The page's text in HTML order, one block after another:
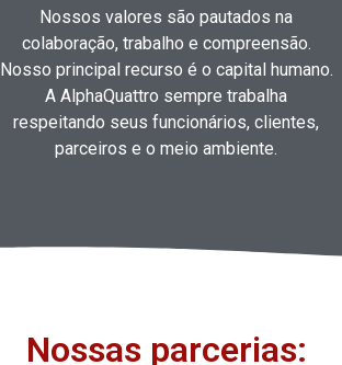
Nossos valores são pautados na
colaboração, trabalho e compreensão.
Nosso principal recurso é o capital humano.
A AlphaQuattro sempre trabalha
respeitando seus funcionários, clientes,
parceiros e o meio ambiente.
Nossas parcerias: